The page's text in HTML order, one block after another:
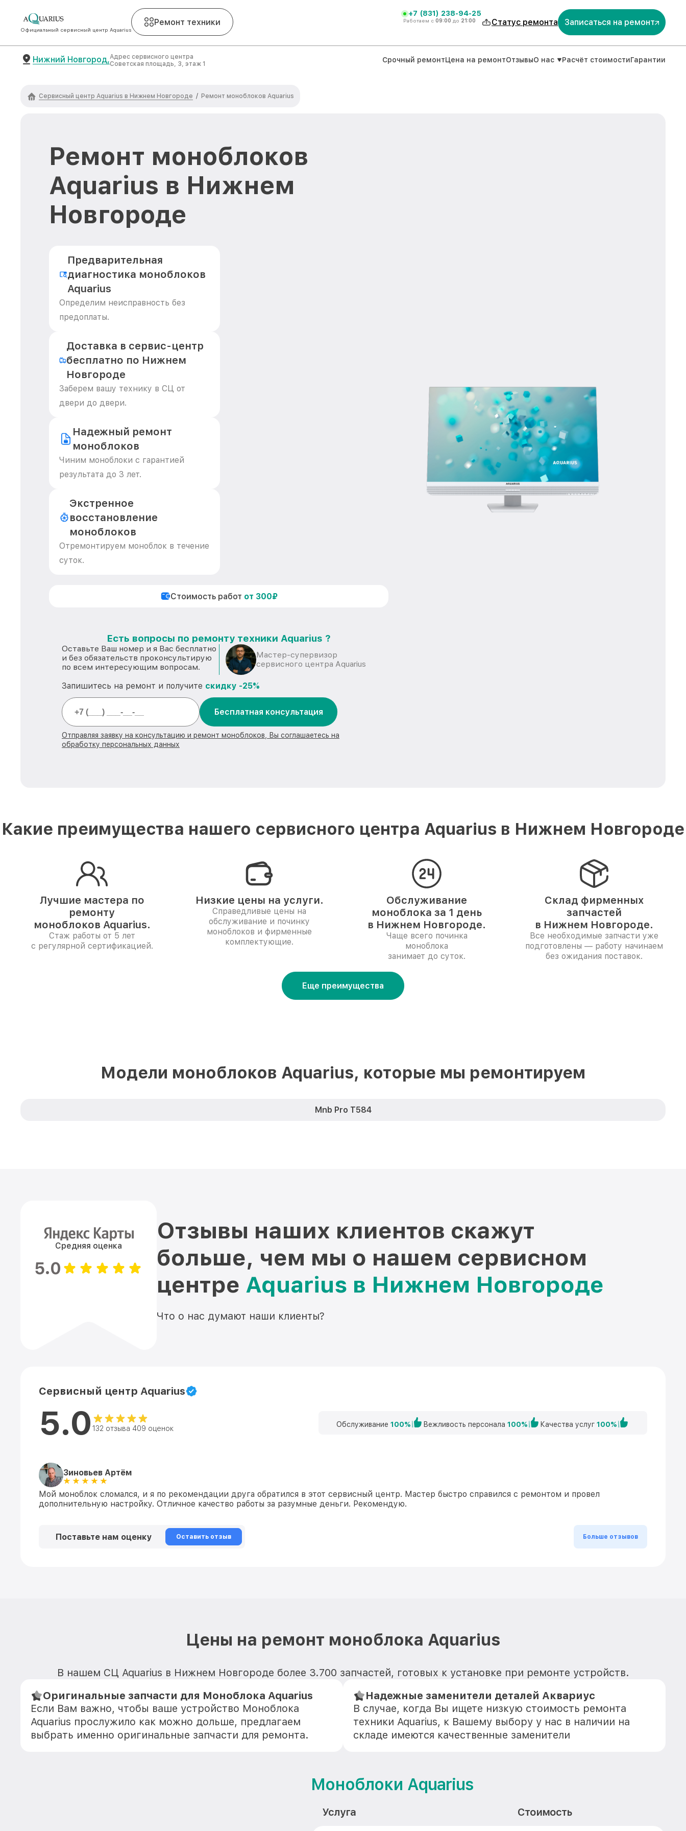
Официальный сервисный центр Aquarius
Ремонт техники
+7 (831) 238-94-25
Работаем с 09:00 до 21:00 Статус ремонта Записаться на ремонт
Нижний Новгород,Адрес сервисного центра
Советская площадь, 3, этаж 1
Срочный ремонтЦена на ремонтОтзывыО нас Расчёт стоимостиГарантии
Сервисный центр Aquarius в Нижнем Новгороде / Ремонт моноблоков Aquarius
Ремонт моноблоков
Aquarius в Нижнем
Новгороде
Предварительная
диагностика моноблоков
Aquarius
Определим неисправность без
предоплаты.
Доставка в сервис-центр
бесплатно по Нижнем
Новгороде
Заберем вашу технику в СЦ от
двери до двери.
Надежный ремонт
моноблоков
Чиним моноблоки с гарантией
результата до 3 лет.
Экстренное
восстановление
моноблоков
Отремонтируем моноблок в течение
суток.
Стоимость работ от 300₽
Есть вопросы по ремонту техники Aquarius ?
Оставьте Ваш номер и я Вас бесплатно
и без обязательств проконсультирую
по всем интересующим вопросам.
Мастер-супервизор
сервисного центра Aquarius
Запишитесь на ремонт и получите скидку -25%
Бесплатная консультация
Отправляя заявку на консультацию и ремонт моноблоков, Вы соглашаетесь на
обработку персональных данных
Какие преимущества нашего сервисного центра Aquarius в Нижнем Новгороде
Лучшие мастера по
ремонту
моноблоков Aquarius.
Стаж работы от 5 лет
с регулярной сертификацией.
Низкие цены на услуги.
Справедливые цены на
обслуживание и починку
моноблоков и фирменные
комплектующие.
Обслуживание
моноблока за 1 день
в Нижнем Новгороде.
Чаще всего починка
моноблока
занимает до суток.
Склад фирменных
запчастей
в Нижнем Новгороде.
Все необходимые запчасти уже
подготовлены — работу начинаем
без ожидания поставок.
Еще преимущества
Модели моноблоков Aquarius, которые мы ремонтируем
Mnb Pro T584
Средняя оценка
5.0
Отзывы наших клиентов скажут
больше, чем мы о нашем сервисном
центре Aquarius в Нижнем Новгороде
Что о нас думают наши клиенты?
Сервисный центр Aquarius
5.0 132 отзыва 409 оценок Обслуживание 100% Вежливость персонала 100% Качества услуг 100%
Зиновьев Артём
Мой моноблок сломался, и я по рекомендации друга обратился в этот сервисный центр. Мастер быстро справился с ремонтом и провел
дополнительную настройку. Отличное качество работы за разумные деньги. Рекомендую.
Поставьте нам оценку Оставить отзыв Больше отзывов
Цены на ремонт моноблока Aquarius
В нашем СЦ Aquarius в Нижнем Новгороде более 3.700 запчастей, готовых к установке при ремонте устройств.
Оригинальные запчасти для Моноблока Aquarius
Если Вам важно, чтобы ваше устройство Моноблока
Aquarius прослужило как можно дольше, предлагаем
выбрать именно оригинальные запчасти для ремонта.
Надежные заменители деталей Аквариус
В случае, когда Вы ищете низкую стоимость ремонта
техники Aquarius, к Вашему выбору у нас в наличии на
складе имеются качественные заменители
Моноблоки Aquarius
Услуга Стоимость